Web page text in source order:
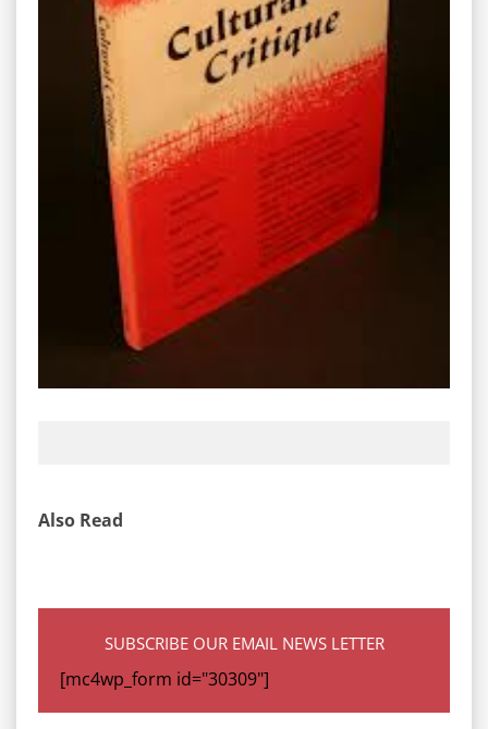
Also Read
SUBSCRIBE OUR EMAIL NEWS LETTER
[mc4wp_form id="30309"]